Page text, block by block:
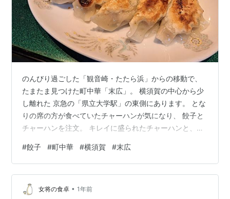
のんびり過ごした「観音崎・たたら浜」からの移動で、
たまたま見つけた町中華「末広」。 横須賀の中心から少
し離れた 京急の「県立大学駅」の東側にあります。 とな
りの席の方が食べていたチャーハンが気になり、 餃子と
チャーハンを注文。 キレイに盛られたチャーハンと、焼
ン。 皮が薄めで、さっぱり味、肉汁たっぷりの餃子。 見
た目も味も、大当たりな店でした！
#餃子 #町中華 #横須賀 #末広
女将の食卓 • 1年前